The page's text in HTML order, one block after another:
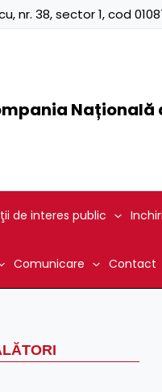
nr. 38, sector 1, cod
Națională
de interes public
Comunicare Contact